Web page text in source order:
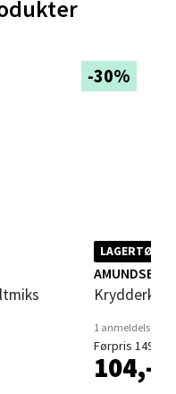
-30%
AMUNDSEN
1 anmeldelse
Førpris 149,-
104,-
Velg